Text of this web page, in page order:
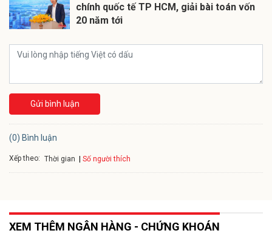
chính quốc tế TP HCM, giải bài toán vốn
20 năm tới
Gửi bình luận
(0) Bình luận
Xếp theo: Thời gian Số người thích
XEM THÊM NGÂN HÀNG - CHỨNG KHOÁN